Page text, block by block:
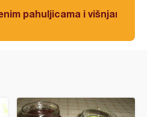
pahuljicama i višnjama